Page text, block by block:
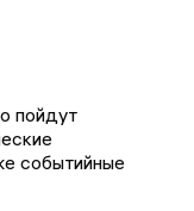
пойдут
событийные